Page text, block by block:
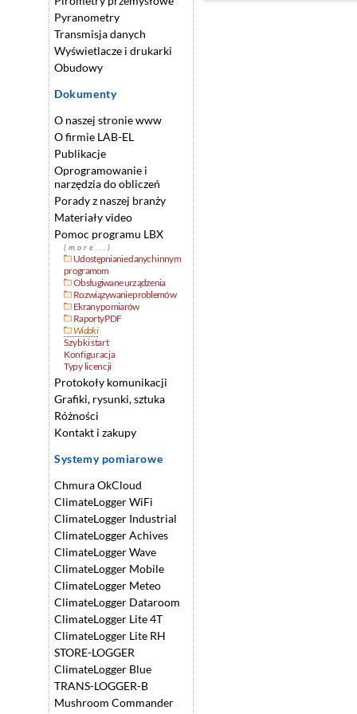
Pyranometry
Transmisja danych
Wyświetlacze i drukarki
Obudowy
Dokumenty
O naszej stronie www
O firmie LAB-EL
Publikacje
Oprogramowanie i
narzędzia do obliczeń
Porady z naszej branży
Materiały video
Pomoc programu LBX
(more...)
Udostępnianie danych innym
programom
Obsługiwane urządzenia
Rozwiązywanie problemów
Ekrany pomiarów
Raporty PDF
Widoki
Szybki start
Konfiguracja
Typy licencji
Protokoły komunikacji
Grafiki, rysunki, sztuka
Różności
Kontakt i zakupy
Systemy pomiarowe
Chmura OkCloud
ClimateLogger WiFi
ClimateLogger Industrial
ClimateLogger Achives
ClimateLogger Wave
ClimateLogger Mobile
ClimateLogger Meteo
ClimateLogger Dataroom
ClimateLogger Lite 4T
ClimateLogger Lite RH
STORE-LOGGER
ClimateLogger Blue
TRANS-LOGGER-B
Mushroom Commander